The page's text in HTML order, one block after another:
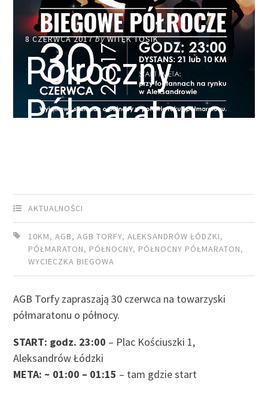
8 CZERWCA 2017byWITEK TOSIK
Półroczny
Półmaraton o
AKTUALNOŚCI
10KM,AGB,AGB TORFY,ALEKSANDRÓW ŁÓDZKI,
PÓŁMARATON, PÓŁNOCNY, PÓŁNOCNY PÓŁMARATON,
WYCIECZKA BIEGOWA
AGB Torfy zapraszają 30 czerwca na towarzyski
półmaratonu o północy.
START: godz. 23:00 – Plac Kościuszki 1,
Aleksandrów Łódzki
META: ~ 01:00 – 01:15 – tam gdzie start